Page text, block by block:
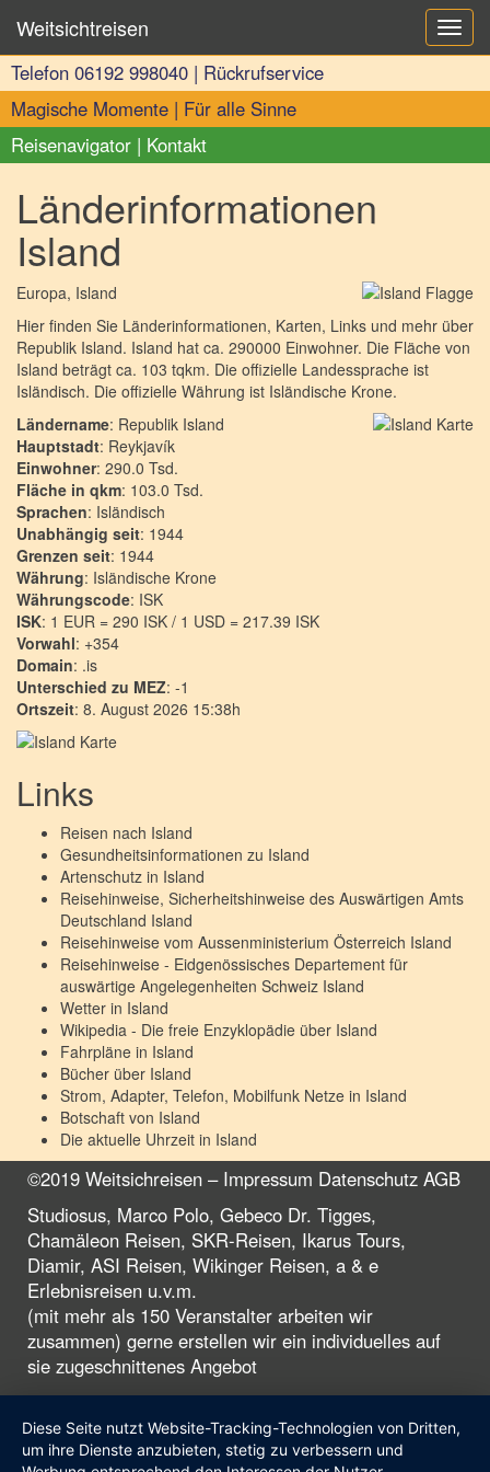
Telefon 06192 998040 | Rückrufservice
Magische Momente | Für alle Sinne
Reisenavigator | Kontakt
Länderinformationen
Island
Europa, Island
Hier finden Sie Länderinformationen, Karten, Links und mehr über
Republik Island. Island hat ca. 290000 Einwohner. Die Fläche von
Island beträgt ca. 103 tqkm. Die offizielle Landessprache ist
Isländisch. Die offizielle Währung ist Isländische Krone.
Ländername: Republik Island
Hauptstadt: Reykjavík
Einwohner: 290.0 Tsd.
Fläche in qkm: 103.0 Tsd.
Sprachen: Isländisch
Unabhängig seit: 1944
Grenzen seit: 1944
Währung: Isländische Krone
Währungscode: ISK
ISK: 1 EUR = 290 ISK / 1 USD = 217.39 ISK
Vorwahl: +354
Domain: .is
Unterschied zu MEZ: -1
Ortszeit: 8. August 2026 15:38h
Links
Reisen nach Island
Gesundheitsinformationen zu Island
Artenschutz in Island
Reisehinweise, Sicherheitshinweise des Auswärtigen Amts
Deutschland Island
Reisehinweise vom Aussenministerium Österreich Island
Reisehinweise - Eidgenössisches Departement für
auswärtige Angelegenheiten Schweiz Island
Wetter in Island
Wikipedia - Die freie Enzyklopädie über Island
Fahrpläne in Island
Bücher über Island
Strom, Adapter, Telefon, Mobilfunk Netze in Island
Botschaft von Island
Die aktuelle Uhrzeit in Island
©2019 Weitsichreisen – Impressum Datenschutz AGB
Studiosus, Marco Polo, Gebeco Dr. Tigges,
Chamäleon Reisen, SKR-Reisen, Ikarus Tours,
Diamir, ASI Reisen, Wikinger Reisen, a & e
Erlebnisreisen u.v.m.
(mit mehr als 150 Veranstalter arbeiten wir
zusammen) gerne erstellen wir ein individuelles auf
sie zugeschnittenes Angebot
Weitsichtreisen
Diese Seite nutzt Website-Tracking-Technologien von Dritten,
um ihre Dienste anzubieten, stetig zu verbessern und